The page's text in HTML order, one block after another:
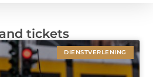
tickets
DIENSTVERLENING